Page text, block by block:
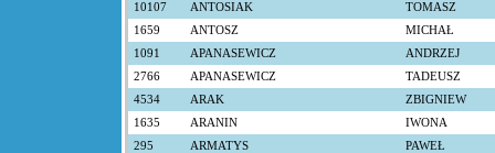
10107
ANTOSIAK
TOMASZ
1659
ANTOSZ
MICHAŁ
1091
APANASEWICZ
ANDRZEJ
2766
APANASEWICZ
TADEUSZ
4534
ARAK
ZBIGNIEW
1635
ARANIN
IWONA
295
ARMATYS
PAWEŁ